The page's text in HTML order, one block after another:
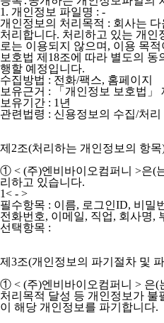
1. 개인정보 파일명 : -
개인정보의 처리목적 : 회사는
처리합니다. 처리하고 있는 개인
로는 이용되지 않으며, 이용 목
보호법 제18조에 따라 별도의 동
행할 예정입니다.
수집방법 : 전화/팩스, 홈페이지
보유근거 : 「개인정보 보호법」
보유기간 : 1년
관련법령 : 신용정보의 수집/처
제2조(처리하는 개인정보의 항목
① < (주)엔비바이오컴퍼니 >은(
리하고 있습니다.
1< - >
필수항목 : 이름, 로그인ID, 비밀
전화번호, 이메일, 직업, 회사명,
선택항목 :
제3조(개인정보의 파기절차 및
① < (주)엔비바이오컴퍼니 > 은(
처리목적 달성 등 개인정보가 불
이 해당 개인정보를 파기합니다.